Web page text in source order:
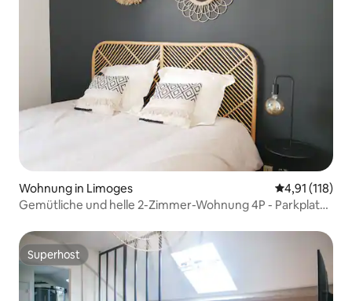
Wohnung in Limoges
4,91 (118)
Gemütliche und helle 2-Zimmer-Wohnung 4P - Parkplatz
Superhost
Superhost